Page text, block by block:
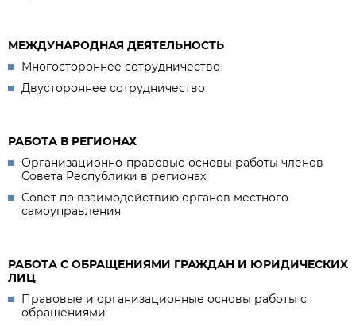
МЕЖДУНАРОДНАЯ ДЕЯТЕЛЬНОСТЬ
Многостороннее сотрудничество
Двустороннее сотрудничество
РАБОТА В РЕГИОНАХ
Организационно-правовые основы работы членов
Совета Республики в регионах
Совет по взаимодействию органов местного
самоуправления
РАБОТА С ОБРАЩЕНИЯМИ ГРАЖДАН И ЮРИДИЧЕСКИХ
ЛИЦ
Правовые и организационные основы работы с
обращениями